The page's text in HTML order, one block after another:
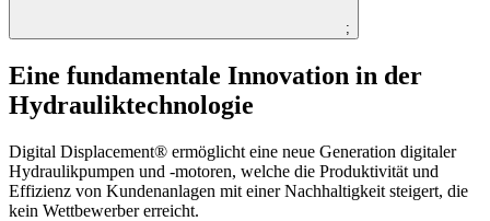
;
Eine fundamentale Innovation in der
Hydrauliktechnologie
Digital Displacement® ermöglicht eine neue Generation digitaler
Hydraulikpumpen und -motoren, welche die Produktivität und
Effizienz von Kundenanlagen mit einer Nachhaltigkeit steigert, die
kein Wettbewerber erreicht.